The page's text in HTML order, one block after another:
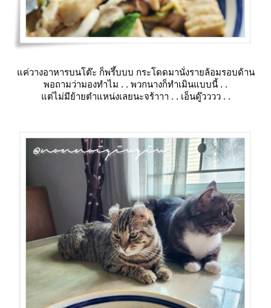
ค่วางอาหารบนโต๊ะ ก็พรึ้บบบ กระโดดมานั่งรายล้อมรอบด้าน
พอถามว่ามองทำไม . . พวกนางก็ทำเมินแบบนี้ . .
ต่ไม่มีย้ายตำแหน่งเลยนะจร้าาา . . เอ็นดู๊วววว . .